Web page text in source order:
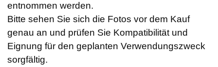
entnommen werden.
Bitte sehen Sie sich die Fotos vor dem Kauf
genau an und prüfen Sie Kompatibilität und
Eignung für den geplanten Verwendungszweck
sorgfältig.